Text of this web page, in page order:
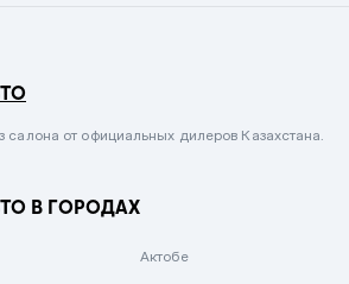
металлик
салона от официальных дилеров Казахстана.
В ГОРОДАХ
Актобе